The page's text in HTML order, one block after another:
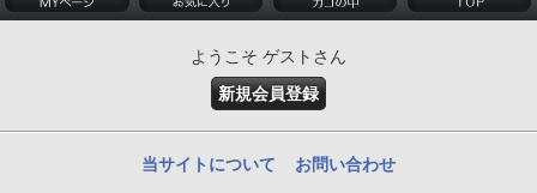
ようこそ ゲストさん
新規会員登録
当サイトについて お問い合わせ